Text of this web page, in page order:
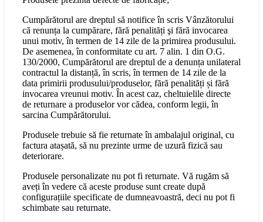
Cumpărătorul are dreptul să notifice în scris Vânzătorului
că renunța la cumpărare, fără penalități şi fără invocarea
unui motiv, în termen de 14 zile de la primirea produsului.
De asemenea, în conformitate cu art. 7 alin. 1 din O.G.
130/2000, Cumpărătorul are dreptul de a denunța unilateral
contractul la distanță, în scris, în termen de 14 zile de la
data primirii produsului/produselor, fără penalități și fără
invocarea vreunui motiv. În acest caz, cheltuielile directe
de returnare a produselor vor cădea, conform legii, în
sarcina Cumpărătorului.
Produsele trebuie să fie returnate în ambalajul original, cu
factura atașată, să nu prezinte urme de uzură fizică sau
deteriorare.
Produsele personalizate nu pot fi returnate. Vă rugăm să
aveți în vedere că aceste produse sunt create după
configurațiile specificate de dumneavoastră, deci nu pot fi
schimbate sau returnate.